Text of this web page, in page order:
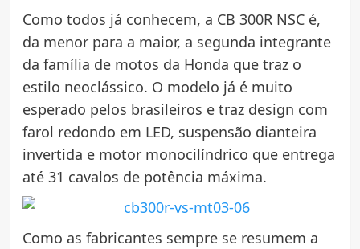
Como todos já conhecem, a CB 300R NSC é,
da menor para a maior, a segunda integrante
da família de motos da Honda que traz o
estilo neoclássico. O modelo já é muito
esperado pelos brasileiros e traz design com
farol redondo em LED, suspensão dianteira
invertida e motor monocilíndrico que entrega
até 31 cavalos de potência máxima.
Como as fabricantes sempre se resumem a